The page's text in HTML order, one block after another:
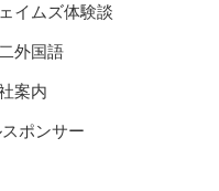
イムズ体験談
外国語
案内
ポンサー